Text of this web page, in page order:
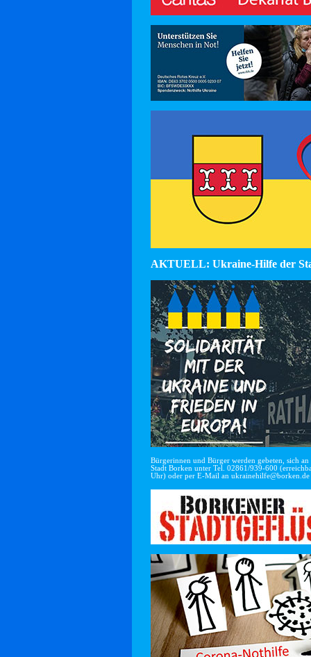
AKTUELL: Ukraine-Hilfe der
Bürgerinnen und Bürger werden gebeten, sich
Stadt Borken unter Tel. 02861/939-600
Uhr) oder per E-Mail an ukrainehilfe@borken.de